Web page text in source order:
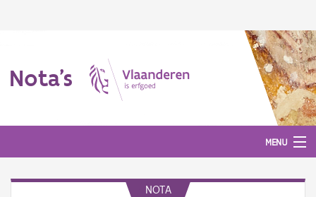
Nota's
MENU
NOTA